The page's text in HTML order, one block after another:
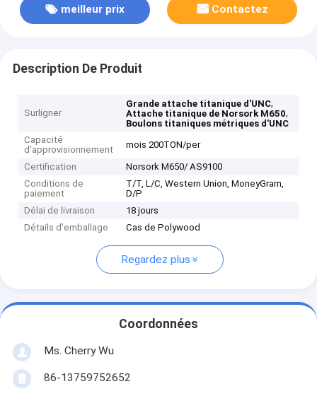
meilleur prix Contactez
Description De Produit
Surligner
Grande attache titanique d'UNC,
Attache titanique de Norsork M650,
Boulons titaniques métriques d'UNC
Capacité
d'approvisionnement
mois 200TON/per
Certification
Norsork M650/ AS9100
Conditions de
paiement
T/T, L/C, Western Union, MoneyGram,
D/P
Délai de livraison
18 jours
Détails d'emballage
Cas de Polywood
Regardez plus
Coordonnées
Ms. Cherry Wu
86-13759752652